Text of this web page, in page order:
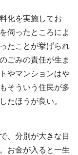
化を実施してお
伺ったところによ
たことが挙げられ
ごみの責任が生ま
やマンションはや
そういう住民が多
たほうが良い。
、分別が大きな目
お金が入ると一生